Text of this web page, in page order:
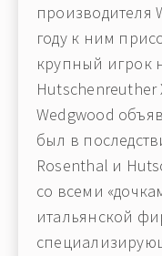
производителя
году к ним
крупный игрок
Hutschenreuther
Wedgwood
был в
Rosenthal и
со всеми
итальянской